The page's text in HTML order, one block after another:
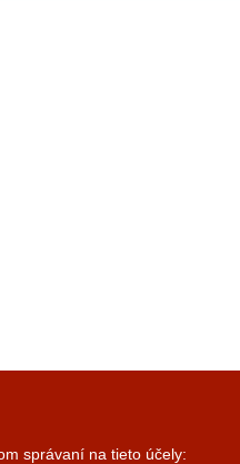
správaní na tieto účely: